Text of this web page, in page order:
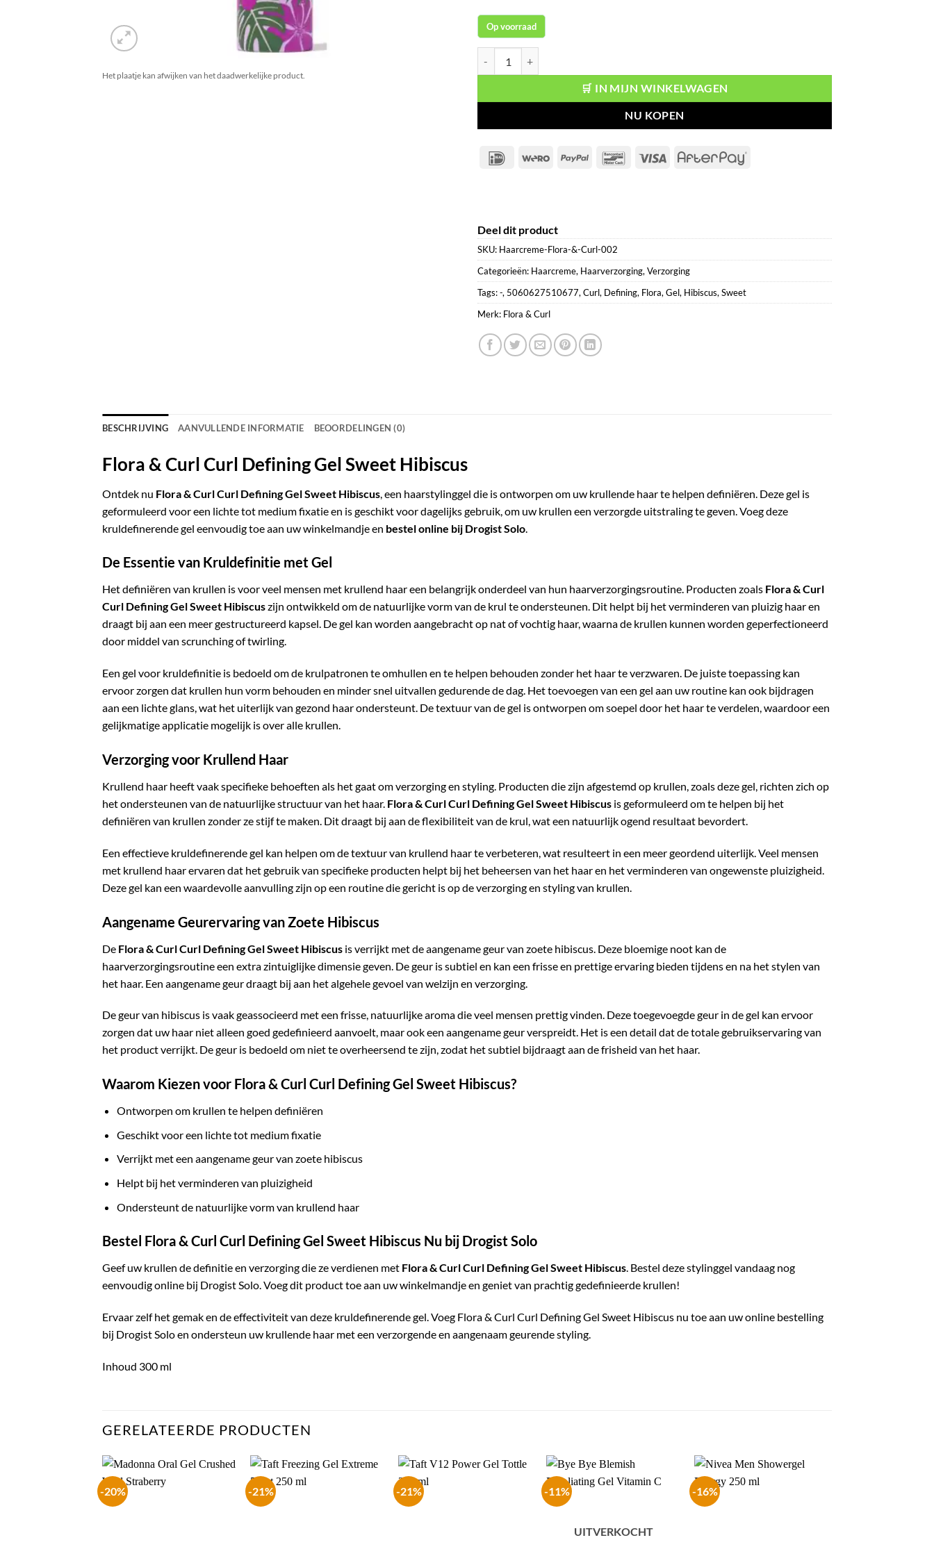
Het plaatje kan afwijken van het daadwerkelijke product.
Op voorraad
🛒 IN MIJN WINKELWAGEN
NU KOPEN
IDeal Wero PayPal Bancontact
Visa AfterPay
Deel dit product
SKU: Haarcreme-Flora-&-Curl-002
Categorieën: Haarcreme, Haarverzorging, Verzorging
Tags:-, 5060627510677, Curl, Defining, Flora, Gel, Hibiscus, Sweet
Merk: Flora & Curl
BESCHRIJVING AANVULLENDE INFORMATIE BEOORDELINGEN (0)
Flora & Curl Curl Defining Gel Sweet Hibiscus
Ontdek nu Flora & Curl Curl Defining Gel Sweet Hibiscus , een haarstylinggel die is ontworpen om uw krullende haar te helpen definiëren. Deze gel is
geformuleerd voor een lichte tot medium fixatie en is geschikt voor dagelijks gebruik, om uw krullen een verzorgde uitstraling te geven. Voeg deze
kruldefinerende gel eenvoudig toe aan uw winkelmandje en bestel online bij Drogist Solo
De Essentie van Kruldefinitie met Gel
Het definiëren van krullen is voor veel mensen met krullend haar een belangrijk onderdeel van hun haarverzorgingsroutine. Producten zoals Flora & Curl
Curl Defining Gel Sweet Hibiscuszijn ontwikkeld om de natuurlijke vorm van de krul te ondersteunen. Dit helpt bij het verminderen van pluizig haar en
draagt bij aan een meer gestructureerd kapsel. De gel kan worden aangebracht op nat of vochtig haar, waarna de krullen kunnen worden geperfectioneerd
door middel van scrunching of twirling.
Een gel voor kruldefinitie is bedoeld om de krulpatronen te omhullen en te helpen behouden zonder het haar te verzwaren. De juiste toepassing kan
ervoor zorgen dat krullen hun vorm behouden en minder snel uitvallen gedurende de dag. Het toevoegen van een gel aan uw routine kan ook bijdragen
aan een lichte glans, wat het uiterlijk van gezond haar ondersteunt. De textuur van de gel is ontworpen om soepel door het haar te verdelen, waardoor een
gelijkmatige applicatie mogelijk is over alle krullen.
Verzorging voor Krullend Haar
Krullend haar heeft vaak specifieke behoeften als het gaat om verzorging en styling. Producten die zijn afgestemd op krullen, zoals deze gel, richten zich op
het ondersteunen van de natuurlijke structuur van het haar. Flora & Curl Curl Defining Gel Sweet Hibiscus is geformuleerd om te helpen bij het
definiëren van krullen zonder ze stijf te maken. Dit draagt bij aan de flexibiliteit van de krul, wat een natuurlijk ogend resultaat bevordert.
Een effectieve kruldefinerende gel kan helpen om de textuur van krullend haar te verbeteren, wat resulteert in een meer geordend uiterlijk. Veel mensen
met krullend haar ervaren dat het gebruik van specifieke producten helpt bij het beheersen van het haar en het verminderen van ongewenste pluizigheid.
Deze gel kan een waardevolle aanvulling zijn op een routine die gericht is op de verzorging en styling van krullen.
Aangename Geurervaring van Zoete Hibiscus
De Flora & Curl Curl Defining Gel Sweet Hibiscus is verrijkt met de aangename geur van zoete hibiscus. Deze bloemige noot kan de
haarverzorgingsroutine een extra zintuiglijke dimensie geven. De geur is subtiel en kan een frisse en prettige ervaring bieden tijdens en na het stylen van
het haar. Een aangename geur draagt bij aan het algehele gevoel van welzijn en verzorging.
De geur van hibiscus is vaak geassocieerd met een frisse, natuurlijke aroma die veel mensen prettig vinden. Deze toegevoegde geur in de gel kan ervoor
zorgen dat uw haar niet alleen goed gedefinieerd aanvoelt, maar ook een aangename geur verspreidt. Het is een detail dat de totale gebruikservaring van
het product verrijkt. De geur is bedoeld om niet te overheersend te zijn, zodat het subtiel bijdraagt aan de frisheid van het haar.
Waarom Kiezen voor Flora & Curl Curl Defining Gel Sweet Hibiscus?
Ontworpen om krullen te helpen definiëren
Geschikt voor een lichte tot medium fixatie
Verrijkt met een aangename geur van zoete hibiscus
Helpt bij het verminderen van pluizigheid
Ondersteunt de natuurlijke vorm van krullend haar
Bestel Flora & Curl Curl Defining Gel Sweet Hibiscus Nu bij Drogist Solo
Geef uw krullen de definitie en verzorging die ze verdienen met Flora & Curl Curl Defining Gel Sweet Hibiscus. Bestel deze stylinggel vandaag nog
eenvoudig online bij Drogist Solo. Voeg dit product toe aan uw winkelmandje en geniet van prachtig gedefinieerde krullen!
Ervaar zelf het gemak en de effectiviteit van deze kruldefinerende gel. Voeg Flora & Curl Curl Defining Gel Sweet Hibiscus nu toe aan uw online bestelling
bij Drogist Solo en ondersteun uw krullende haar met een verzorgende en aangenaam geurende styling.
Inhoud 300 ml
GERELATEERDE PRODUCTEN
-20% -21% -21% -11%
UITVERKOCHT
-16%